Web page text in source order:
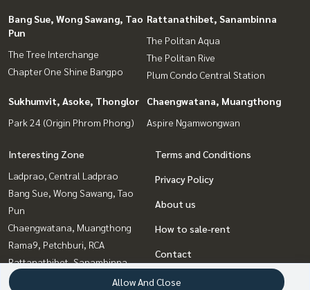
Bang Sue, Wong Sawang, Tao
Pun
The Tree Interchange
Chapter One Shine Bangpo
Rattanathibet, Sanambinna
The Politan Aqua
The Politan Rive
Plum Condo Central Station
Sukhumvit, Asoke, Thonglor
Park 24 (Origin Phrom Phong)
Chaengwatana, Muangthong
Aspire Ngamwongwan
Interesting Zone
Ladprao, Central Ladprao
Bang Sue, Wong Sawang, Tao
Pun
Chaengwatana, Muangthong
Rama9, Petchburi, RCA
Rattanathibet, Sanambinna
Sukhumvit, Asoke, Thonglor
Terms and Conditions
Privacy Policy
About us
How to sale-rent
Contact
Allow And Close